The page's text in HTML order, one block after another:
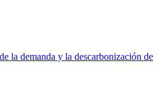
la demanda y la descarbonización de